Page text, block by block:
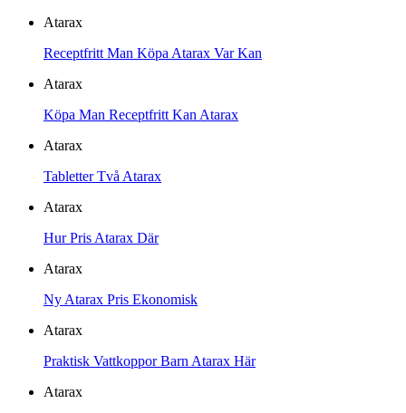
Atarax
Receptfritt Man Köpa Atarax Var Kan
Atarax
Köpa Man Receptfritt Kan Atarax
Atarax
Tabletter Två Atarax
Atarax
Hur Pris Atarax Där
Atarax
Ny Atarax Pris Ekonomisk
Atarax
Praktisk Vattkoppor Barn Atarax Här
Atarax